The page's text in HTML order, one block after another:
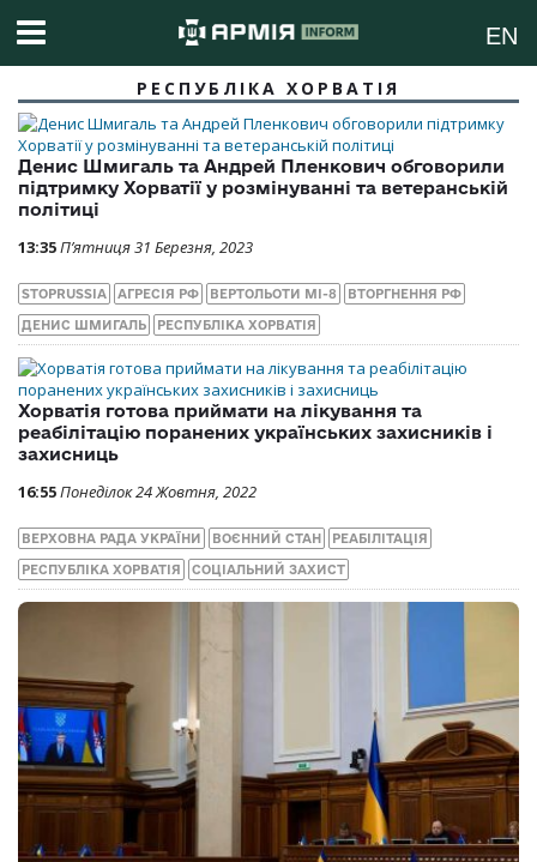
EN
РЕСПУБЛІКА ХОРВАТІЯ
Денис Шмигаль та Андрей Пленкович обговорили
підтримку Хорватії у розмінуванні та ветеранській
політиці
13:35П’ятниця 31 Березня, 2023
STOPRUSSIA АГРЕСІЯ РФ ВЕРТОЛЬОТИ МІ-8 ВТОРГНЕННЯ РФ
ДЕНИС ШМИГАЛЬ РЕСПУБЛІКА ХОРВАТІЯ
Хорватія готова приймати на лікування та
реабілітацію поранених українських захисників і
захисниць
16:55Понеділок 24 Жовтня, 2022
ВЕРХОВНА РАДА УКРАЇНИ ВОЄННИЙ СТАН РЕАБІЛІТАЦІЯ
РЕСПУБЛІКА ХОРВАТІЯ СОЦІАЛЬНИЙ ЗАХИСТ